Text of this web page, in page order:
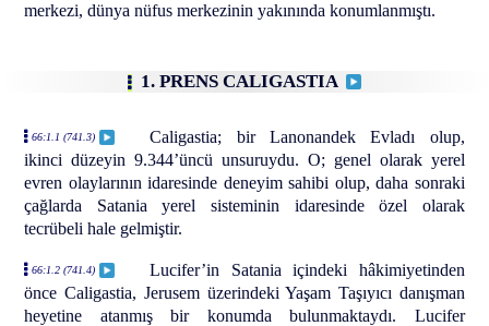
merkezi, dünya nüfus merkezinin yakınında konumlanmıştı.
1. PRENS CALIGASTIA
66:1.1 (741.3)
Caligastia; bir Lanonandek Evladı olup,
ikinci düzeyin 9.344’üncü unsuruydu. O; genel olarak yerel
evren olaylarının idaresinde deneyim sahibi olup, daha sonraki
çağlarda Satania yerel sisteminin idaresinde özel olarak
tecrübeli hale gelmiştir.
66:1.2 (741.4)
Lucifer’in Satania içindeki hâkimiyetinden
önce Caligastia, Jerusem üzerindeki Yaşam Taşıyıcı danışman
heyetine atanmış bir konumda bulunmaktaydı. Lucifer